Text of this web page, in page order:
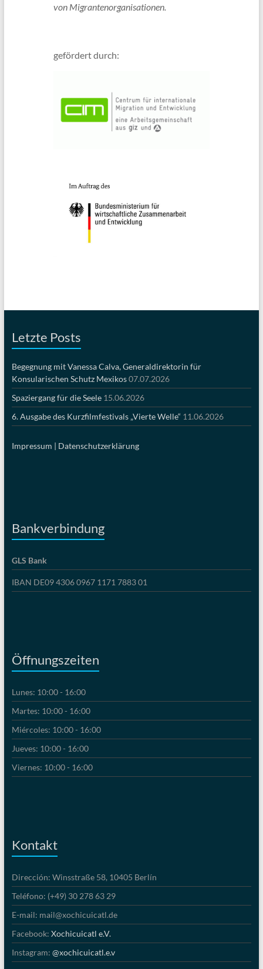
von Migrantenorganisationen.
gefördert durch:
Letzte Posts
Begegnung mit Vanessa Calva, Generaldirektorin für
Konsularischen Schutz Mexikos07.07.2026
Spaziergang für die Seele 15.06.2026
6. Ausgabe des Kurzfilmfestivals „Vierte Welle“ 11.06.2026
Impressum | Datenschutzerklärung
Bankverbindung
GLS Bank
IBAN DE09 4306 0967 1171 7883 01
Öffnungszeiten
Lunes: 10:00 - 16:00
Martes: 10:00 - 16:00
Miércoles: 10:00 - 16:00
Jueves: 10:00 - 16:00
Viernes: 10:00 - 16:00
Kontakt
Dirección: Winsstraße 58, 10405 Berlín
Teléfono: (+49) 30 278 63 29
E-mail: mail@xochicuicatl.de
Facebook: Xochicuicatl e.V.
Instagram: @xochicuicatl.e.v